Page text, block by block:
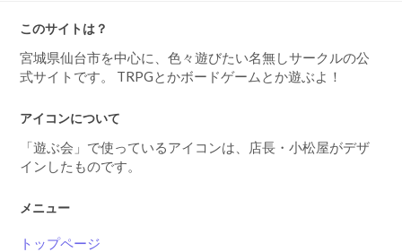
このサイトは？
宮城県仙台市を中心に、色々遊びたい名無しサークルの公
式サイトです。 TRPGとかボードゲームとか遊ぶよ！
アイコンについて
「遊ぶ会」で使っているアイコンは、店長・小松屋がデザ
インしたものです。
メニュー
トップページ